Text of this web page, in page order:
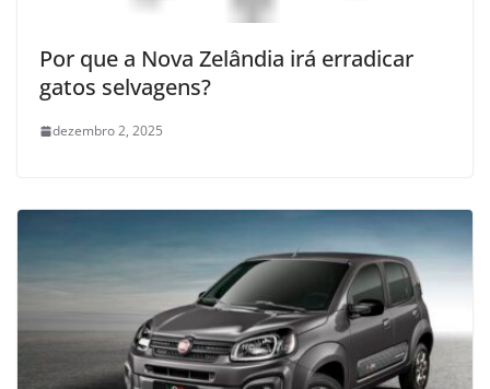
Por que a Nova Zelândia irá erradicar
gatos selvagens?
dezembro 2, 2025